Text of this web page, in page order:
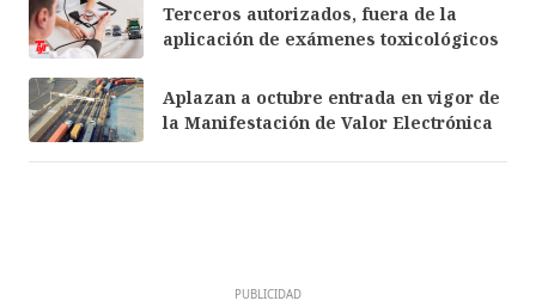
Terceros autorizados, fuera de la
aplicación de exámenes toxicológicos
Aplazan a octubre entrada en vigor de
la Manifestación de Valor Electrónica
PUBLICIDAD